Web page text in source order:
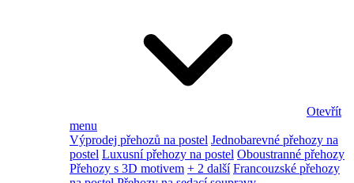
Otevřít
menu
Výprodej přehozů na postel Jednobarevné přehozy na
postel Luxusní přehozy na postel Oboustranné přehozy
Přehozy s 3D motivem + 2 další Francouzské přehozy